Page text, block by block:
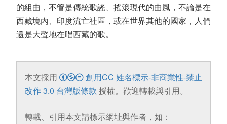
的組曲，不管是傳統歌謠、搖滾現代的曲風，不論是在
西藏境內、印度流亡社區，或在世界其他的國家，人們
還是大聲地在唱西藏的歌。
本文採用
創用CC 姓名標示-非商業性-禁止
改作 3.0 台灣版條款 授權。歡迎轉載與引用。
轉載、引用本文請標示網址與作者，如：